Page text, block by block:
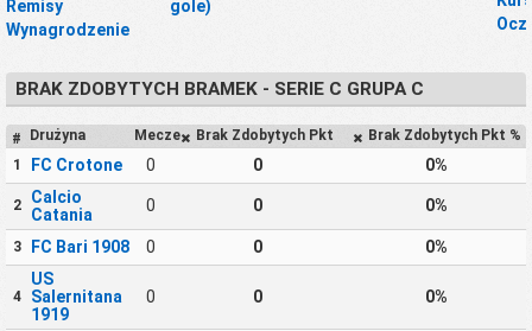
Remisy
Wynagrodzenie
gole)
BRAK ZDOBYTYCH BRAMEK - SERIE C GRUPA C
# Drużyna Mecze Brak Zdobytych Pkt
Brak Zdobytych Pkt %
1
FC Crotone 0 0 0%
2
Calcio
Catania
0 0 0%
3 FC Bari 1908 0 0 0%
4
US
Salernitana
1919
0 0 0%